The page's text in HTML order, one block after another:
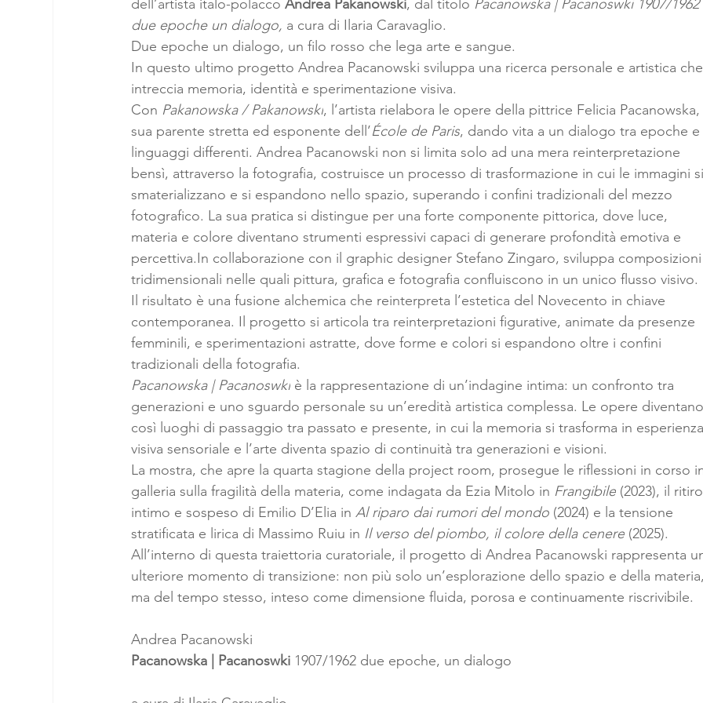
dell’artista italo-polacco Andrea Pakanowski, dal titolo Pacanowska | Pacanoswki 1907/1962
due epoche un dialogo, a cura di Ilaria Caravaglio.
Due epoche un dialogo, un filo rosso che lega arte e sangue.
In questo ultimo progetto Andrea Pacanowski sviluppa una ricerca personale e artistica che
intreccia memoria, identità e sperimentazione visiva.
Con Pakanowska / Pakanowski, l’artista rielabora le opere della pittrice Felicia Pacanowska,
sua parente stretta ed esponente dell’École de Paris, dando vita a un dialogo tra epoche e
linguaggi differenti. Andrea Pacanowski non si limita solo ad una mera reinterpretazione
bensì, attraverso la fotografia, costruisce un processo di trasformazione in cui le immagini si
smaterializzano e si espandono nello spazio, superando i confini tradizionali del mezzo
fotografico. La sua pratica si distingue per una forte componente pittorica, dove luce,
materia e colore diventano strumenti espressivi capaci di generare profondità emotiva e
percettiva.In collaborazione con il graphic designer Stefano Zingaro, sviluppa composizioni
tridimensionali nelle quali pittura, grafica e fotografia confluiscono in un unico flusso visivo.
Il risultato è una fusione alchemica che reinterpreta l’estetica del Novecento in chiave
contemporanea. Il progetto si articola tra reinterpretazioni figurative, animate da presenze
femminili, e sperimentazioni astratte, dove forme e colori si espandono oltre i confini
tradizionali della fotografia.
Pacanowska | Pacanoswki è la rappresentazione di un’indagine intima: un confronto tra
generazioni e uno sguardo personale su un’eredità artistica complessa. Le opere diventano
così luoghi di passaggio tra passato e presente, in cui la memoria si trasforma in esperienza
visiva sensoriale e l’arte diventa spazio di continuità tra generazioni e visioni.
La mostra, che apre la quarta stagione della project room, prosegue le riflessioni in corso
galleria sulla fragilità della materia, come indagata da Ezia Mitolo in Frangibile (2023), il ritiro
intimo e sospeso di Emilio D’Elia in Al riparo dai rumori del mondo (2024) e la tensione
stratificata e lirica di Massimo Ruiu in Il verso del piombo, il colore della cenere (2025).
All’interno di questa traiettoria curatoriale, il progetto di Andrea Pacanowski rappresenta
ulteriore momento di transizione: non più solo un’esplorazione dello spazio e della materia,
ma del tempo stesso, inteso come dimensione fluida, porosa e continuamente riscrivibile.
Andrea Pacanowski
Pacanowska | Pacanoswki 1907/1962 due epoche, un dialogo